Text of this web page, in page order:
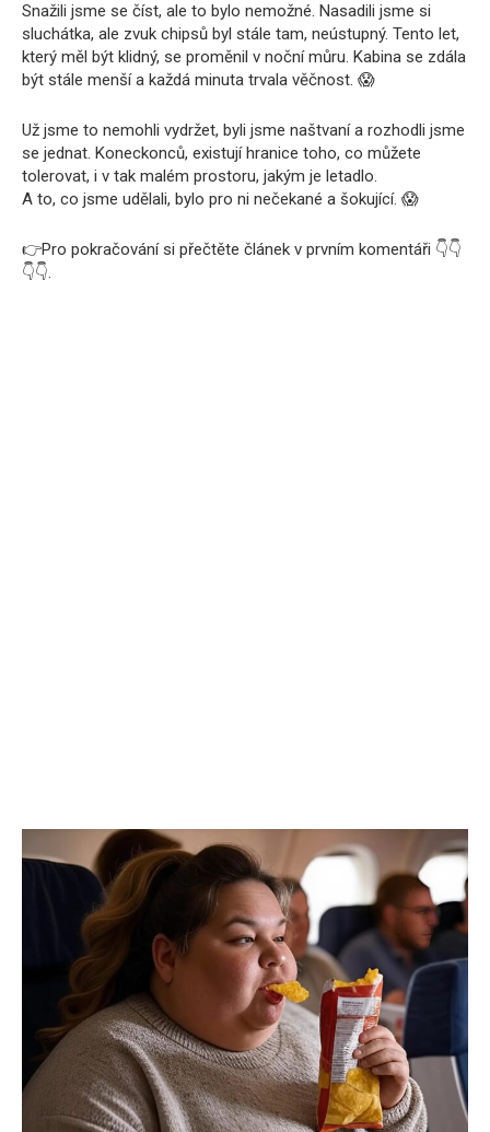
Snažili jsme se číst, ale to bylo nemožné. Nasadili jsme si
sluchátka, ale zvuk chipsů byl stále tam, neústupný. Tento let,
který měl být klidný, se proměnil v noční můru. Kabina se zdála
být stále menší a každá minuta trvala věčnost. 😱
Už jsme to nemohli vydržet, byli jsme naštvaní a rozhodli jsme
se jednat. Koneckonců, existují hranice toho, co můžete
tolerovat, i v tak malém prostoru, jakým je letadlo.
A to, co jsme udělali, bylo pro ni nečekané a šokující. 😱
👉Pro pokračování si přečtěte článek v prvním komentáři 👇👇
👇👇.